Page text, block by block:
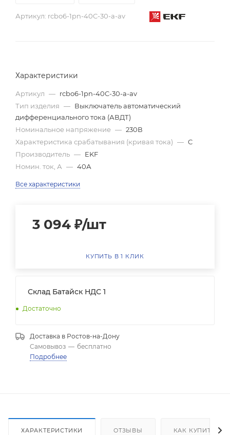
Артикул: rcbo6-1pn-40C-30-a-av
Характеристики
Артикул — rcbo6-1pn-40C-30-a-av
Тип изделия — Выключатель автоматический
дифференциального тока (АВДТ)
Номинальное напряжение — 230В
Характеристика срабатывания (кривая тока) — C
Производитель — EKF
Номин. ток, А — 40А
Все характеристики
3 094 ₽/шт
КУПИТЬ В 1 КЛИК
Склад Батайск НДС 1
Достаточно
Доставка в Ростов-на-Дону
Самовывоз — бесплатно
Подробнее
ХАРАКТЕРИСТИКИ ОТЗЫВЫ КАК КУПИТЬ